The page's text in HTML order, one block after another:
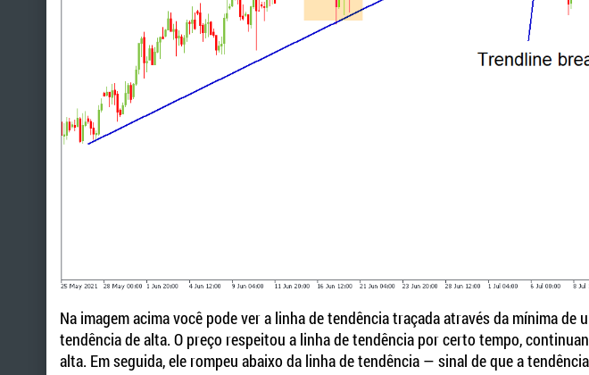
Na imagem acima você pode ver a linha de tendência traçada através da mínima de
tendência de alta. O preço respeitou a linha de tendência por certo tempo,
alta. Em seguida, ele rompeu abaixo da linha de tendência — sinal de que a